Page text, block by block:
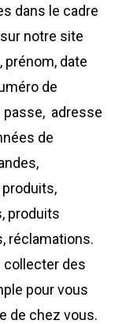
dans le cadre
notre site
date
de
passe, adresse
de
produits
réclamations.
collecter des
pour vous
de chez vous.